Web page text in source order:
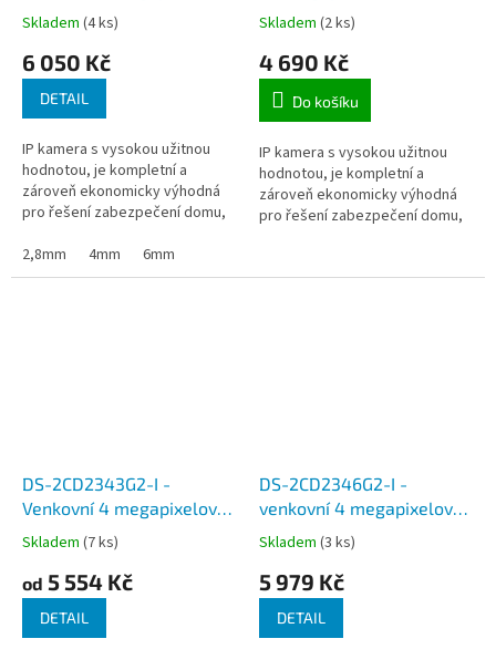
IP kamera, objektiv 2,8, 4
a 6mm, AcuSense 2G,
micro SDXC, WDR,
mikrofon + audio a alarm
Skladem (4 ks)
6 050 Kč
DETAIL
IP kamera s vysokou užitnou
hodnotou, je kompletní a
zároveň ekonomicky výhodná
pro řešení zabezpečení domu,
se připojují pomoci síťového
kabelu...
2,8mm 4mm 6mm
kamera, PIR čidlo, IR do
30m, pevný objektiv, PoE
napájení
Skladem (2 ks)
4 690 Kč
Do košíku
IP kamera s vysokou užitnou
hodnotou, je kompletní a
zároveň ekonomicky výhodná
pro řešení zabezpečení domu,
kabelu...
DS-2CD2343G2-I -
Venkovní 4 megapixelová
IP kamera HikVision, PIR
čidlo, IR do 30m, pevný
objektiv, PoE napájení
Skladem (7 ks)
od 5 554 Kč
DETAIL
DS-2CD2346G2-I -
venkovní 4 megapixelová
IP kamera, objektiv 2,8, 4
a 6mm, Acusense, WDR,
H.265+, EXIR 30m, SD slot,
IP67
Skladem (3 ks)
5 979 Kč
DETAIL